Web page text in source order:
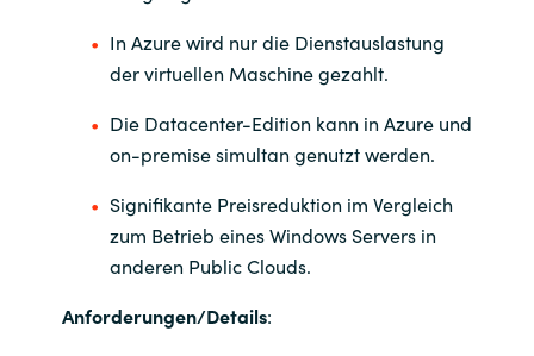
Sri Lanka
Sweden
Switzerland
United Kingdom
United States
In Azure wird nur die Dienstauslastung
der virtuellen Maschine gezahlt.
Die Datacenter-Edition kann in Azure und
on-premise simultan genutzt werden.
Signifikante Preisreduktion im Vergleich
zum Betrieb eines Windows Servers in
anderen Public Clouds.
Anforderungen/Details: